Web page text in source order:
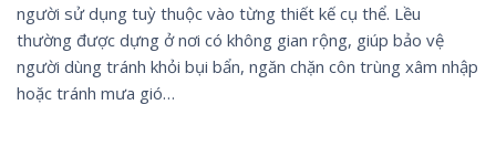
người sử dụng tuỳ thuộc vào từng thiết kế cụ thể. Lều
thường được dựng ở nơi có không gian rộng, giúp bảo vệ
người dùng tránh khỏi bụi bẩn, ngăn chặn côn trùng xâm nhập
hoặc tránh mưa gió…